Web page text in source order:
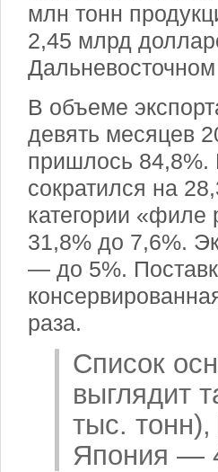
млн тонн
2,45 млрд
В объеме
девять месяцев
пришлось 84,8%.
сократился на
категории
31,8% до 7,6%.
— до 5%.
раза.
Список
выглядит
тыс.
Япония —